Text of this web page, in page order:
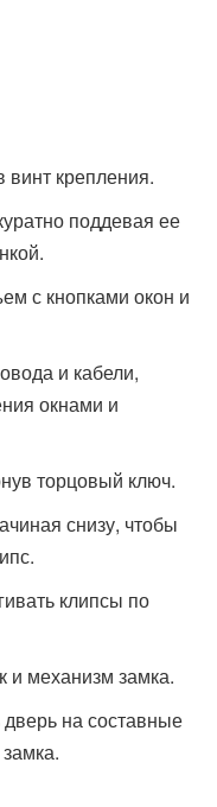
винт крепления.
поддевая ее
с кнопками окон и
и кабели,
окнами и
торцовый ключ.
снизу, чтобы
клипсы по
и механизм замка.
на составные